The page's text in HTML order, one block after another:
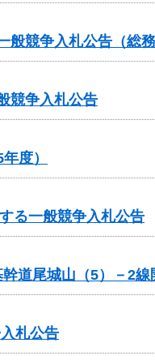
競争入札公告（総務
競争入札公告
度）
る一般競争入札公告
道尾城山（5）－2
札公告